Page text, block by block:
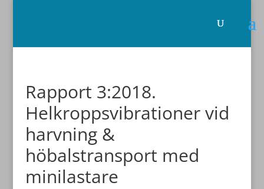
Rapport 3:2018.
Helkroppsvibrationer vid
harvning &
höbalstransport med
minilastare